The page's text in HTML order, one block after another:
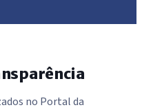
no Portal da